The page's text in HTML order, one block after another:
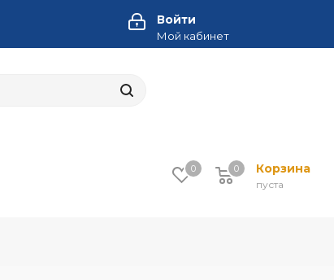
Войти
Мой кабинет
0 Корзина
пуста
0